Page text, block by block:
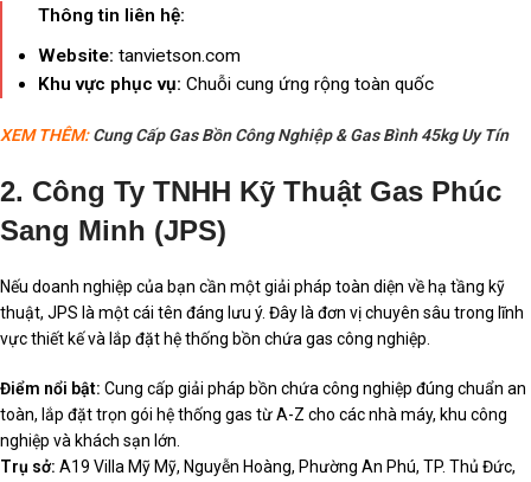
Thông tin liên hệ:
Website: tanvietson.com
Khu vực phục vụ: Chuỗi cung ứng rộng toàn quốc
XEM THÊM:Cung Cấp Gas Bồn Công Nghiệp & Gas Bình 45kg Uy Tín
2. Công Ty TNHH Kỹ Thuật Gas Phúc
Sang Minh (JPS)
Nếu doanh nghiệp của bạn cần một giải pháp toàn diện về hạ tầng kỹ
thuật, JPS là một cái tên đáng lưu ý. Đây là đơn vị chuyên sâu trong lĩnh
vực thiết kế và lắp đặt hệ thống bồn chứa gas công nghiệp.
Điểm nổi bật: Cung cấp giải pháp bồn chứa công nghiệp đúng chuẩn an
toàn, lắp đặt trọn gói hệ thống gas từ A-Z cho các nhà máy, khu công
nghiệp và khách sạn lớn.
Trụ sở: A19 Villa Mỹ Mỹ, Nguyễn Hoàng, Phường An Phú, TP. Thủ Đức,